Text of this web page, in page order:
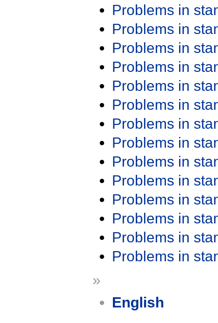
Problems in
Problems in
Problems in
Problems in
Problems in
Problems in
Problems in
Problems in
Problems in
Problems in
Problems in
Problems in
Problems in
Problems in
»
English